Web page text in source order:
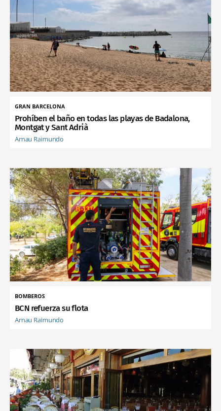
GRAN BARCELONA
Prohíben el baño en todas las playas de Badalona,
Montgat y Sant Adrià
Arnau Raimundo
BOMBEROS
BCN refuerza su flota
Arnau Raimundo